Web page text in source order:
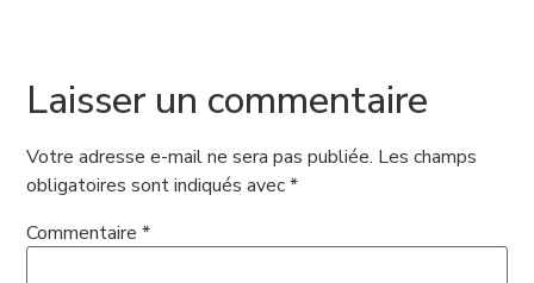
Laisser un commentaire
Votre adresse e-mail ne sera pas publiée. Les champs
obligatoires sont indiqués avec*
Commentaire *